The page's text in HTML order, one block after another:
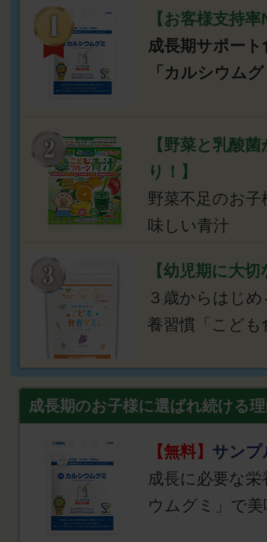
【お客様支持
成長期サポート
「カルシウム
【野菜と乳酸
り！】
野菜不足のお
味しい青汁
【幼児期に大
３歳からはじ
養習慣「こども
成長期のお子様に選ばれ続ける
【無料】 サンプ
成長に必要な
ウムグミ」で